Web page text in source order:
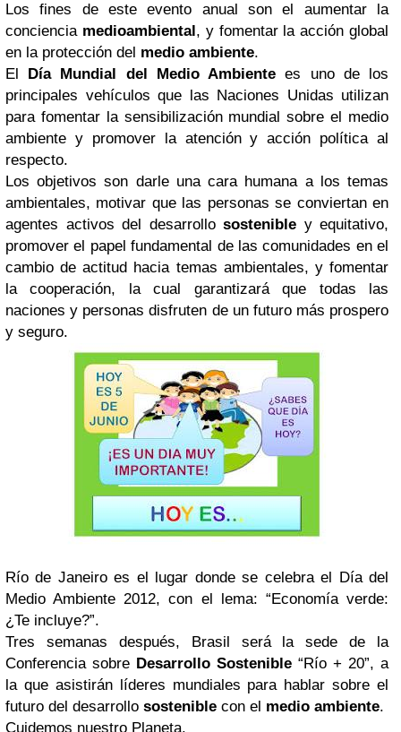
Los fines de este evento anual son el aumentar la
conciencia medioambiental, y fomentar la acción global
en la protección del medio ambiente.
El Día Mundial del Medio Ambiente es uno de los
principales vehículos que las Naciones Unidas utilizan
para fomentar la sensibilización mundial sobre el medio
ambiente y promover la atención y acción política al
respecto.
Los objetivos son darle una cara humana a los temas
ambientales, motivar que las personas se conviertan en
agentes activos del desarrollo sostenible y equitativo,
promover el papel fundamental de las comunidades en el
cambio de actitud hacia temas ambientales, y fomentar
la cooperación, la cual garantizará que todas las
naciones y personas disfruten de un futuro más prospero
y seguro.
Río de Janeiro es el lugar donde se celebra el Día del
Medio Ambiente 2012, con el lema: “Economía verde:
¿Te incluye?”.
Tres semanas después, Brasil será la sede de la
Conferencia sobre Desarrollo Sostenible “Río + 20”, a
la que asistirán líderes mundiales para hablar sobre el
futuro del desarrollo sostenible con el medio ambiente.
Cuidemos nuestro Planeta.